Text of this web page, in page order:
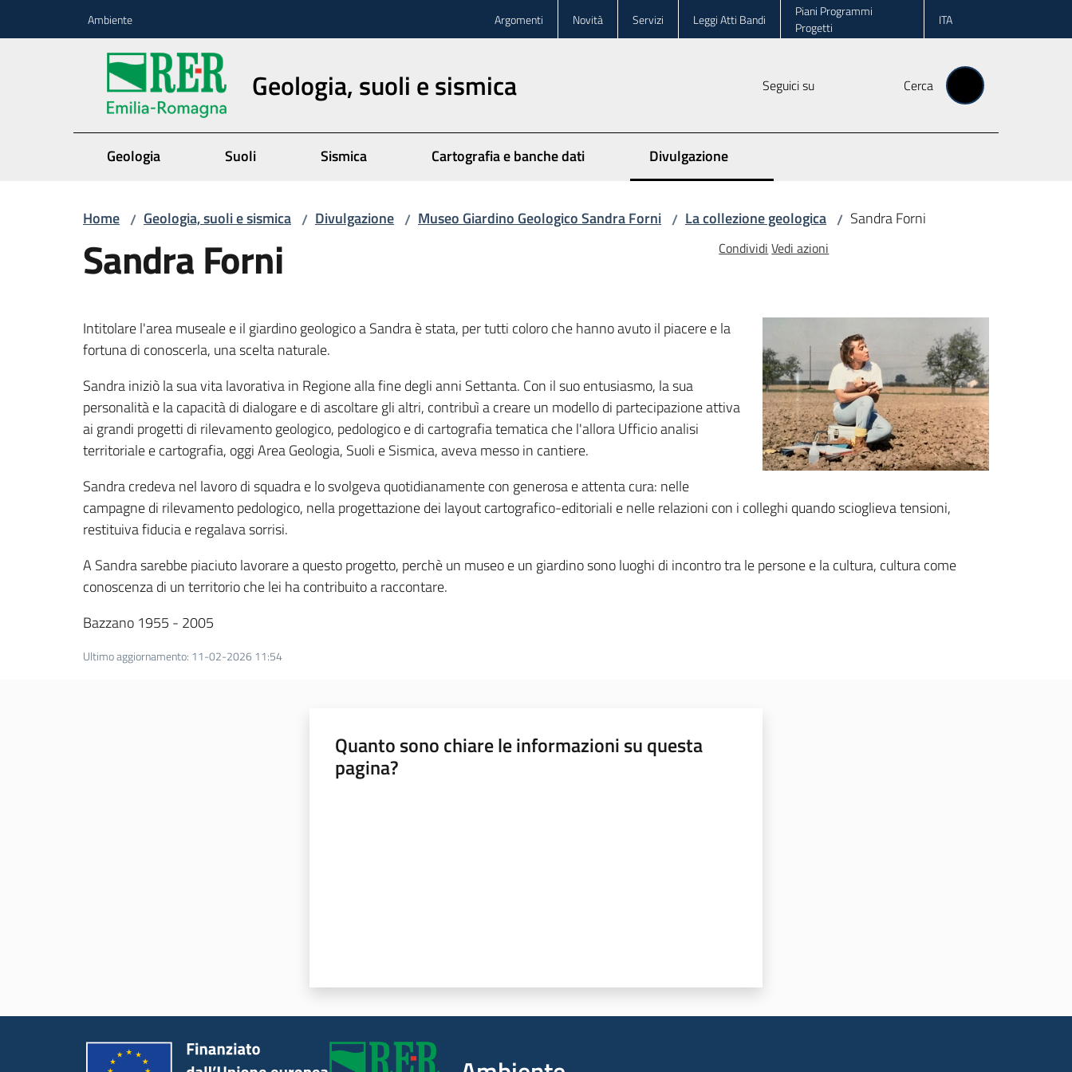
Ambiente Argomenti Novità Servizi Leggi Atti Bandi
Piani Programmi
Progetti
ITA
Geologia, suoli e sismica Seguici su Cerca
Geologia Suoli Sismica Cartografia e banche dati Divulgazione
Home / Geologia, suoli e sismica / Divulgazione / Museo Giardino Geologico Sandra Forni / La collezione geologica / Sandra Forni
Sandra Forni Condividi Vedi azioni
Intitolare l'area museale e il giardino geologico a Sandra è stata, per tutti coloro che hanno avuto il piacere e la
fortuna di conoscerla, una scelta naturale.
Sandra iniziò la sua vita lavorativa in Regione alla fine degli anni Settanta. Con il suo entusiasmo, la sua
personalità e la capacità di dialogare e di ascoltare gli altri, contribuì a creare un modello di partecipazione attiva
ai grandi progetti di rilevamento geologico, pedologico e di cartografia tematica che l'allora Ufficio analisi
territoriale e cartografia, oggi Area Geologia, Suoli e Sismica, aveva messo in cantiere.
Sandra credeva nel lavoro di squadra e lo svolgeva quotidianamente con generosa e attenta cura: nelle
campagne di rilevamento pedologico, nella progettazione dei layout cartografico-editoriali e nelle relazioni con i colleghi quando scioglieva tensioni,
restituiva fiducia e regalava sorrisi.
A Sandra sarebbe piaciuto lavorare a questo progetto, perchè un museo e un giardino sono luoghi di incontro tra le persone e la cultura, cultura come
conoscenza di un territorio che lei ha contribuito a raccontare.
Bazzano 1955 - 2005
Ultimo aggiornamento: 11-02-2026 11:54
Quanto sono chiare le informazioni su questa
pagina?